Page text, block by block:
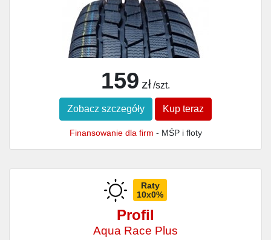
159 zł /szt.
Zobacz szczegóły Kup teraz
Finansowanie dla firm - MŚP i floty
Raty
10x0%
Profil
Aqua Race Plus